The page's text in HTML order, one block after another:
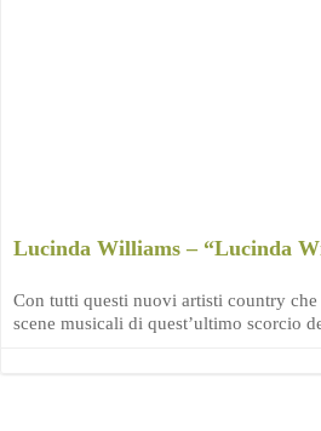
Lucinda Williams – “Lucinda
Con tutti questi nuovi artisti country
scene musicali di quest’ultimo scorcio